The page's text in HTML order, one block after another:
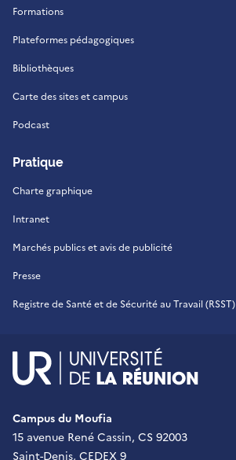
Formations
Plateformes pédagogiques
Bibliothèques
Carte des sites et campus
Podcast
Pratique
Charte graphique
Intranet
Marchés publics et avis de publicité
Presse
Registre de Santé et de Sécurité au Travail (RSST)
Campus du Moufia
15 avenue René Cassin, CS 92003
Saint-Denis, CEDEX 9